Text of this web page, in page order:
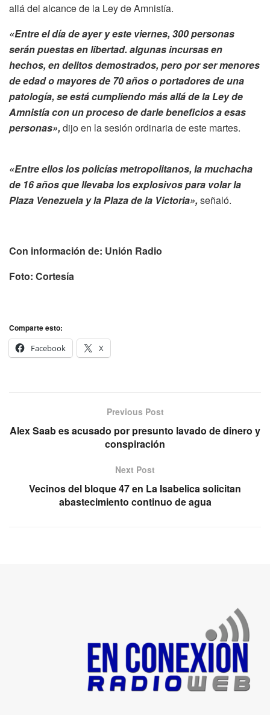
allá del alcance de la Ley de Amnistía.
«Entre el día de ayer y este viernes, 300 personas
serán puestas en libertad. algunas incursas en
hechos, en delitos demostrados, pero por ser menores
de edad o mayores de 70 años o portadores de una
patología, se está cumpliendo más allá de la Ley de
Amnistía con un proceso de darle beneficios a esas
personas», dijo en la sesión ordinaria de este martes.
«Entre ellos los policías metropolitanos, la muchacha
de 16 años que llevaba los explosivos para volar la
Plaza Venezuela y la Plaza de la Victoria», señaló.
Con información de: Unión Radio
Foto: Cortesía
Comparte esto:
Facebook
X
Previous Post
Alex Saab es acusado por presunto lavado de dinero y
conspiración
Next Post
Vecinos del bloque 47 en La Isabelica solicitan
abastecimiento continuo de agua